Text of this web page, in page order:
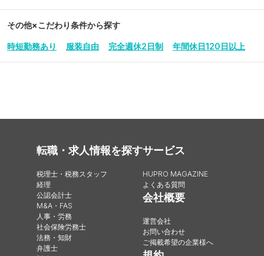
その他×こだわり条件から探す
時短勤務あり 服装自由 完全週休2日制 年間休日120日以上
転職・求人情報を探す
税理士・税務スタッフ
経理
公認会計士
M&A・FAS
人事・労務
社会保険労務士
法務・知財
弁護士
サービス
HUPRO MAGAZINE
よくある質問
会社概要
運営会社
お問い合わせ
ご掲載希望の企業様へ